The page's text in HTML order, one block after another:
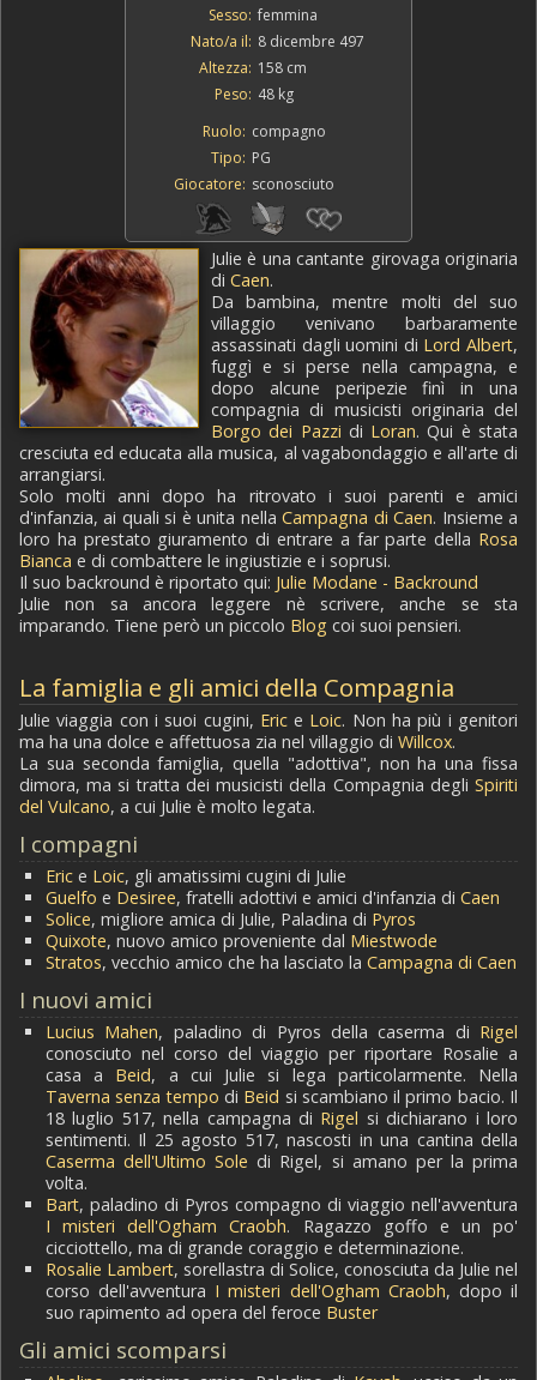
Sesso: femmina
Nato/a il: 8 dicembre 497
Altezza: 158 cm
Peso: 48 kg
Ruolo: compagno
Tipo: PG
Giocatore: sconosciuto
Julie è una cantante girovaga originaria
di Caen.
Da bambina, mentre molti del suo
villaggio venivano barbaramente
assassinati dagli uomini di Lord Albert,
fuggì e si perse nella campagna, e
dopo alcune peripezie finì in una
compagnia di musicisti originaria del
Borgo dei Pazzi di Loran. Qui è stata
cresciuta ed educata alla musica, al vagabondaggio e all'arte di
arrangiarsi.
Solo molti anni dopo ha ritrovato i suoi parenti e amici
d'infanzia, ai quali si è unita nellaCampagna di Caen. Insieme a
loro ha prestato giuramento di entrare a far parte della Rosa
Bianca e di combattere le ingiustizie e i soprusi.
Il suo backround è riportato qui: Julie Modane - Backround
Julie non sa ancora leggere nè scrivere, anche se sta
imparando. Tiene però un piccolo Blog coi suoi pensieri.
La famiglia e gli amici della Compagnia
Julie viaggia con i suoi cugini, Erice Loic. Non ha più i genitori
ma ha una dolce e affettuosa zia nel villaggio di Willcox.
La sua seconda famiglia, quella "adottiva", non ha una fissa
dimora, ma si tratta dei musicisti della Compagnia degli Spiriti
del Vulcano, a cui Julie è molto legata.
I compagni
Eric e Loic, gli amatissimi cugini di Julie
Guelfo e Desiree, fratelli adottivi e amici d'infanzia di Caen
Solice, migliore amica di Julie, Paladina di Pyros
Quixote, nuovo amico proveniente dal Miestwode
Stratos, vecchio amico che ha lasciato la Campagna di Caen
I nuovi amici
Lucius Mahen, paladino di Pyros della caserma di Rigel
conosciuto nel corso del viaggio per riportare Rosalie a
casa a Beid, a cui Julie si lega particolarmente. Nella
Taverna senza tempo di Beid si scambiano il primo bacio. Il
18 luglio 517, nella campagna di Rigel si dichiarano i loro
sentimenti. Il 25 agosto 517, nascosti in una cantina della
Caserma dell'Ultimo Sole di Rigel, si amano per la prima
volta.
Bart, paladino di Pyros compagno di viaggio nell'avventura
I misteri dell'Ogham Craobh. Ragazzo goffo e un po'
cicciottello, ma di grande coraggio e determinazione.
Rosalie Lambert, sorellastra di Solice, conosciuta da Julie nel
corso dell'avventura I misteri dell'Ogham Craobh, dopo il
suo rapimento ad opera del feroce Buster
Gli amici scomparsi